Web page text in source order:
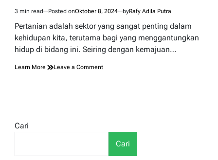
Modern
Estimated
read
3 min read Posted onOktober 8, 2024 byRafy Adila Putra
Pertanian adalah sektor yang sangat penting dalam
kehidupan kita, terutama bagi yang menggantungkan
hidup di bidang ini. Seiring dengan kemajuan…
Learn More Leave a Commenton
Cari
Cari